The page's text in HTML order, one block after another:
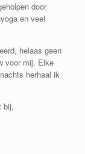
door
en veel
helaas geen
voor mij. Elke
herhaal ik
bij,